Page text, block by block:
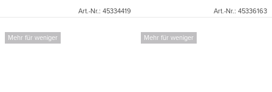
Art.-Nr.: 45334419 Art.-Nr.: 45336163
Mehr für weniger Mehr für weniger